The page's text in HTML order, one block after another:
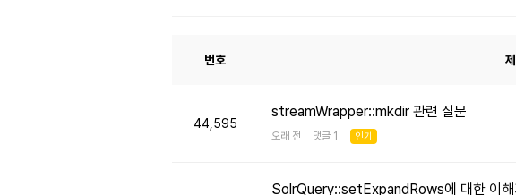
번호
44,595
streamWrapper::mkdir 관련 질문
오래 전 댓글 1 인기
SolrQuery::setExpandRows에 대한 이해